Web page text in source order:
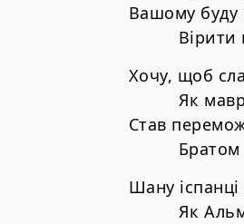
Вашому буду
Вірити
Хочу, щоб
Як
Став
Братом
Шану
Як